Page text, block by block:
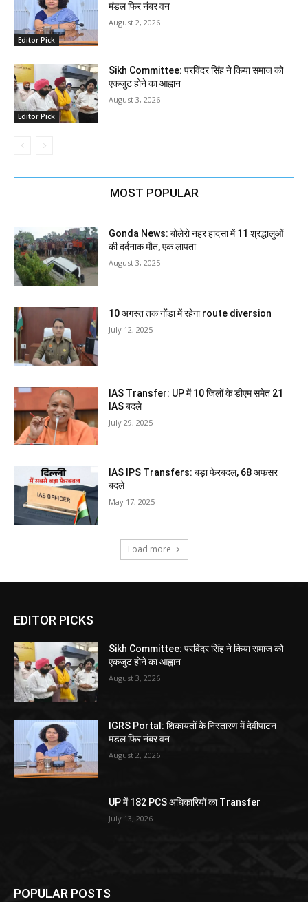
Editor Pick
मंडल फिर नंबर वन
August 2, 2026
Editor Pick
Sikh Committee: परविंदर सिंह ने किया समाज को
एकजुट होने का आह्वान
August 3, 2026
MOST POPULAR
Gonda News: बोलेरो नहर हादसा में 11 श्रद्धालुओं
की दर्दनाक मौत, एक लापता
August 3, 2025
10 अगस्त तक गोंडा में रहेगा route diversion
July 12, 2025
IAS Transfer: UP में 10 जिलों के डीएम समेत 21
IAS बदले
July 29, 2025
IAS IPS Transfers: बड़ा फेरबदल, 68 अफसर
बदले
May 17, 2025
Load more
EDITOR PICKS
Sikh Committee: परविंदर सिंह ने किया समाज को
एकजुट होने का आह्वान
August 3, 2026
IGRS Portal: शिकायतों के निस्तारण में देवीपाटन
मंडल फिर नंबर वन
August 2, 2026
UP में 182 PCS अधिकारियों का Transfer
July 13, 2026
POPULAR POSTS